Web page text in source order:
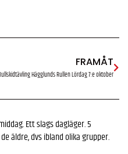
FRAMÅT
Hägglunds Rullen Lördag 7:e oktober
Ett slags dagläger. 5
äldre, dvs ibland olika grupper.